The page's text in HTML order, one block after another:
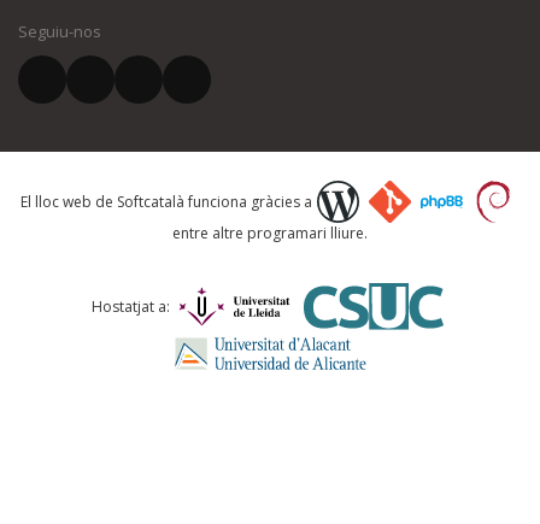
El vostre correu electrònic *
Què proposeu?
Comentari *
Seguiu-nos
El lloc web de Softcatalà funciona gràcies a
entre altre programari lliure.
Hostatjat a: